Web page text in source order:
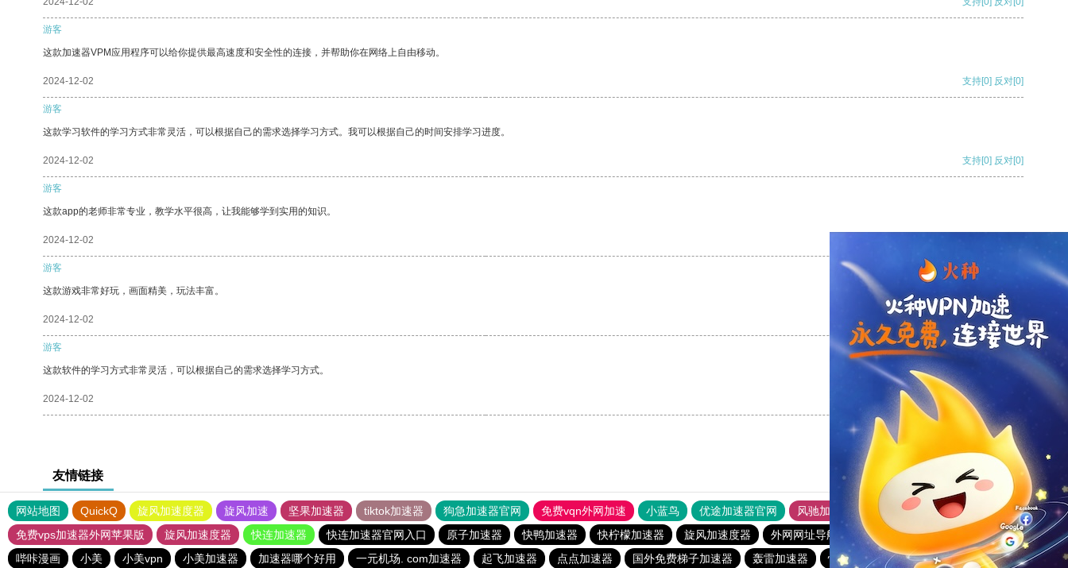
游客
这款加速器VPM应用程序可以给你提供最高速度和安全性的连接，并帮助你在网络上自由移动。
2024-12-02 支持[0] 反对[0]
游客
这款学习软件的学习方式非常灵活，可以根据自己的需求选择学习方式。我可以根据自己的时间安排学习进度。
2024-12-02 支持[0] 反对[0]
游客
这款app的老师非常专业，教学水平很高，让我能够学到实用的知识。
2024-12-02
游客
这款游戏非常好玩，画面精美，玩法丰富。
2024-12-02 支持 [0] 反对 [0]
游客
这款软件的学习方式非常灵活，可以根据自己的需求选择学习方式。
2024-12-02 支持
友情链接
网站地图 QuickQ 旋风加速度器 旋风加速 坚果加速器 tiktok加速器 狗急加速器官网 免费vqn外网加速 小蓝鸟 优途加速器官网 风驰加速器
旋风加速器
免费vps加速器外网苹果版
旋风加速度器 快连加速器 快连加速器官网入口 原子加速器 快鸭加速器 快柠檬加速器 旋风加速度器 外网网址导航 软件中心 雷霆加速
狂飙加速器
哔咔漫画
小美 小美vpn 小美加速器 加速器哪个好用 一元机场. com加速器 起飞加速器 点点加速器 国外免费梯子加速器 轰雷加速器 快喵vpv加速器 一元机场 雷霆下载站